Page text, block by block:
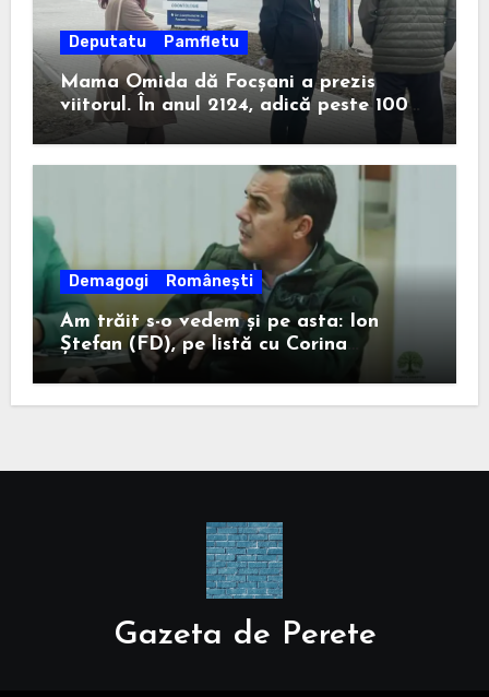
Deputatu Pamfletu
Mama Omida dă Focșani a prezis
viitorul. În anul 2124, adică peste 100
de ani, un anume Ion Ștefan va câștiga
la Consiliul Județean.
Demagogi Românești
Am trăit s-o vedem și pe asta: Ion
Ștefan (FD), pe listă cu Corina
Atanasiu (USR), cea care l-a ajutat pe
Misăilă să rămână primar în 2020.
Gazeta de Perete